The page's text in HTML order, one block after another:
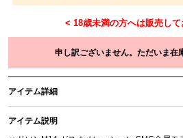
申し訳ございません。ただいま在
アイテム詳細
アイテム説明